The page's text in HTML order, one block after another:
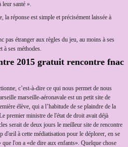
leur santé ».
la réponse est simple et précisément laissée à
pas étranger aux règles du jeu, au moins à ses
à ses méthodes.
2015 gratuit rencontre fnac
c’est-à-dire ce qui nous permet de nous
marseille-aéronavale est un petit site de
élève, qui a l’habitude de se plaindre de la
premier ministre de l'état de droit avait déjà
serait de deux jours le meilleur site de rencontre
d'œil à cette médiatisation pour le déplorer, en se
l'on a «de dire aux enfants». Quelque chose